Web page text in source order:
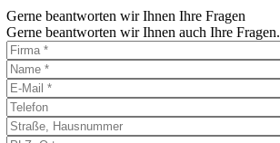
Gerne beantworten wir Ihnen Ihre Fragen
Gerne beantworten wir Ihnen auch Ihre Fragen.